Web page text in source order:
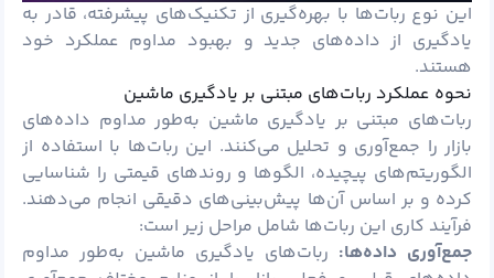
این نوع ربات‌ها با بهره‌گیری از تکنیک‌های پیشرفته، قادر به
یادگیری از داده‌های جدید و بهبود مداوم عملکرد خود
هستند.
نحوه عملکرد ربات‌های مبتنی بر یادگیری ماشین
ربات‌های مبتنی بر یادگیری ماشین به‌طور مداوم داده‌های
بازار را جمع‌آوری و تحلیل می‌کنند. این ربات‌ها با استفاده از
الگوریتم‌های پیچیده، الگوها و روندهای قیمتی را شناسایی
کرده و بر اساس آن‌ها پیش‌بینی‌های دقیقی انجام می‌دهند.
فرآیند کاری این ربات‌ها شامل مراحل زیر است:
جمع‌آوری داده‌ها: ربات‌های یادگیری ماشین به‌طور مداوم